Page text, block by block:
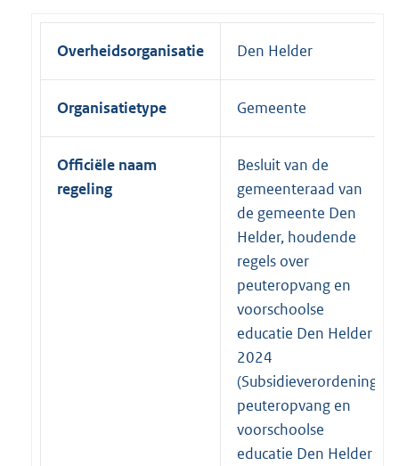
Overheidsorganisatie Den Helder
Organisatietype Gemeente
Officiële naam
regeling
Besluit van de
gemeenteraad van
de gemeente Den
Helder, houdende
regels over
peuteropvang en
voorschoolse
educatie Den Helder
2024
(Subsidieverordening
peuteropvang en
voorschoolse
educatie Den Helder